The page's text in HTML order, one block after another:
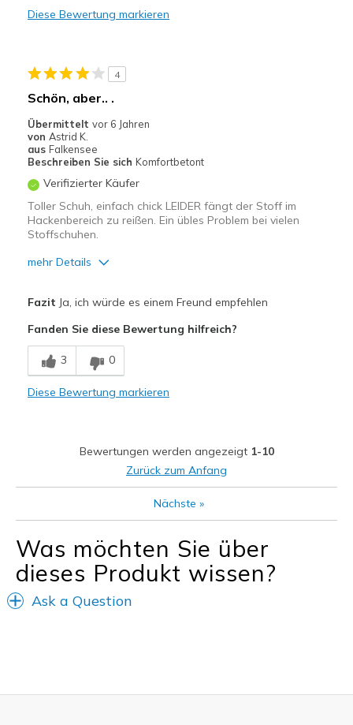
Leicht
Nutzen schnell ab
Geeignete Verwendung
Auf der Arbeit
Breite
Passen genau
Größe
Passt genau
Diese Bewertung markieren
4
Schön, aber.. .
Übermittelt vor 6 Jahren
von Astrid K.
aus Falkensee
Beschreiben Sie sich Komfortbetont
Verifizierter Käufer
Toller Schuh, einfach chick LEIDER fängt der Stoff im
Hackenbereich zu reißen. Ein übles Problem bei vielen
Stoffschuhen.
mehr Details
Bequem
Hübsch
Geeignete Verwendung
Auf der Arbeit
Meine Meinung zu Schuhen
Ich liebe Schuhe
Fazit Ja, ich würde es einem Freund empfehlen
Fanden Sie diese Bewertung hilfreich?
3 0
Diese Bewertung markieren
Bewertungen werden angezeigt 1-10
Zurück zum Anfang
Nächste »
Was möchten Sie über
dieses Produkt wissen?
Ask a Question